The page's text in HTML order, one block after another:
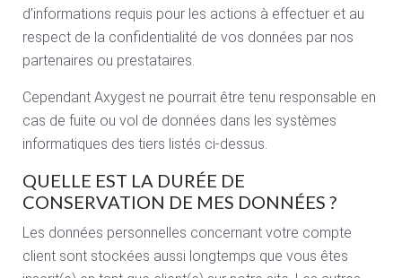
d’informations requis pour les actions à effectuer et au
respect de la confidentialité de vos données par nos
partenaires ou prestataires.
Cependant Axygest ne pourrait être tenu responsable en
cas de fuite ou vol de données dans les systèmes
informatiques des tiers listés ci-dessus.
QUELLE EST LA DURÉE DE
CONSERVATION DE MES DONNÉES ?
Les données personnelles concernant votre compte
client sont stockées aussi longtemps que vous êtes